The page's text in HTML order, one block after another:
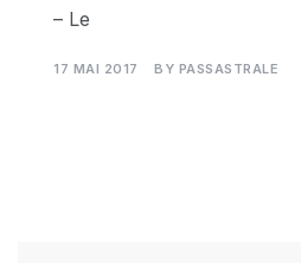
– Le
17 MAI 2017 BY PASSASTRALE